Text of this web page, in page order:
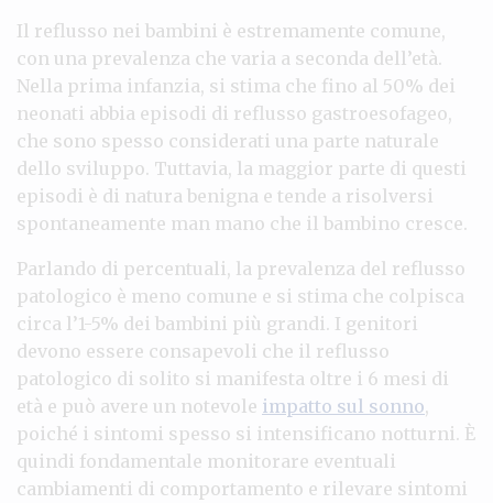
Il reflusso nei bambini è estremamente comune,
con una prevalenza che varia a seconda dell’età.
Nella prima infanzia, si stima che fino al 50% dei
neonati abbia episodi di reflusso gastroesofageo,
che sono spesso considerati una parte naturale
dello sviluppo. Tuttavia, la maggior parte di questi
episodi è di natura benigna e tende a risolversi
spontaneamente man mano che il bambino cresce.
Parlando di percentuali, la prevalenza del reflusso
patologico è meno comune e si stima che colpisca
circa l’1-5% dei bambini più grandi. I genitori
devono essere consapevoli che il reflusso
patologico di solito si manifesta oltre i 6 mesi di
età e può avere un notevole impatto sul sonno,
poiché i sintomi spesso si intensificano notturni. È
quindi fondamentale monitorare eventuali
cambiamenti di comportamento e rilevare sintomi